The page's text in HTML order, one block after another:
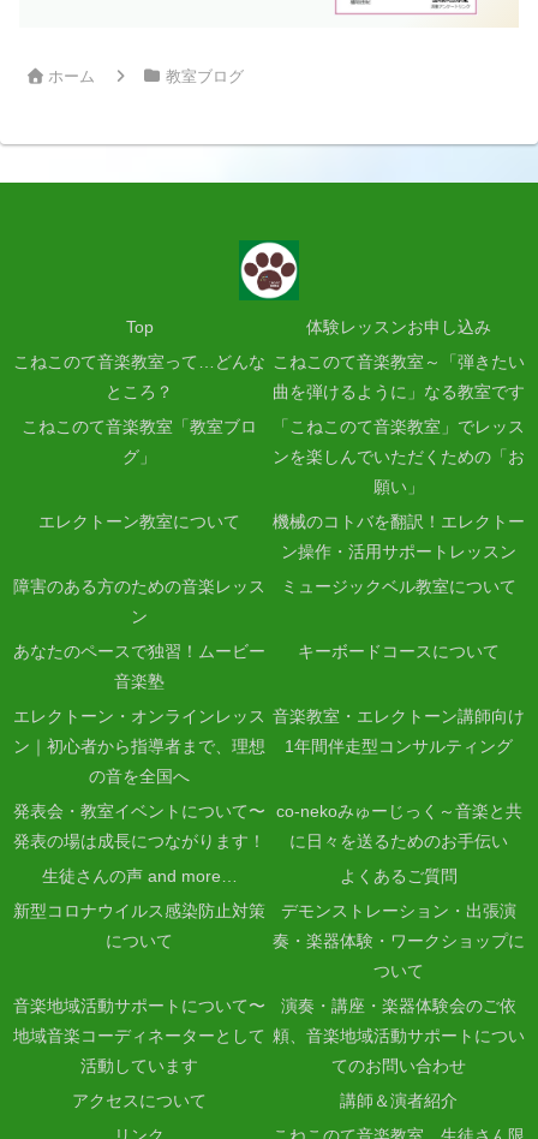
ホーム 教室ブログ
Top
体験レッスンお申し込み
こねこのて音楽教室って…どんな
ところ？
こねこのて音楽教室～「弾きたい
曲を弾けるように」なる教室です
こねこのて音楽教室「教室ブロ
グ」
「こねこのて音楽教室」でレッス
ンを楽しんでいただくための「お
願い」
エレクトーン教室について
機械のコトバを翻訳！エレクトー
ン操作・活用サポートレッスン
障害のある方のための音楽レッス
ン
ミュージックベル教室について
あなたのペースで独習！ムービー
音楽塾
キーボードコースについて
エレクトーン・オンラインレッス
ン｜初心者から指導者まで、理想
の音を全国へ
音楽教室・エレクトーン講師向け
1年間伴走型コンサルティング
発表会・教室イベントについて〜
発表の場は成長につながります！
co-nekoみゅーじっく～音楽と共
に日々を送るためのお手伝い
生徒さんの声 and more…
よくあるご質問
新型コロナウイルス感染防止対策
について
デモンストレーション・出張演
奏・楽器体験・ワークショップに
ついて
音楽地域活動サポートについて〜
地域音楽コーディネーターとして
活動しています
演奏・講座・楽器体験会のご依
頼、音楽地域活動サポートについ
てのお問い合わせ
アクセスについて
講師＆演者紹介